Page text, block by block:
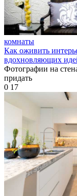
комнаты
Как оживить
вдохновляющих
Фотографии на
придать
0 17